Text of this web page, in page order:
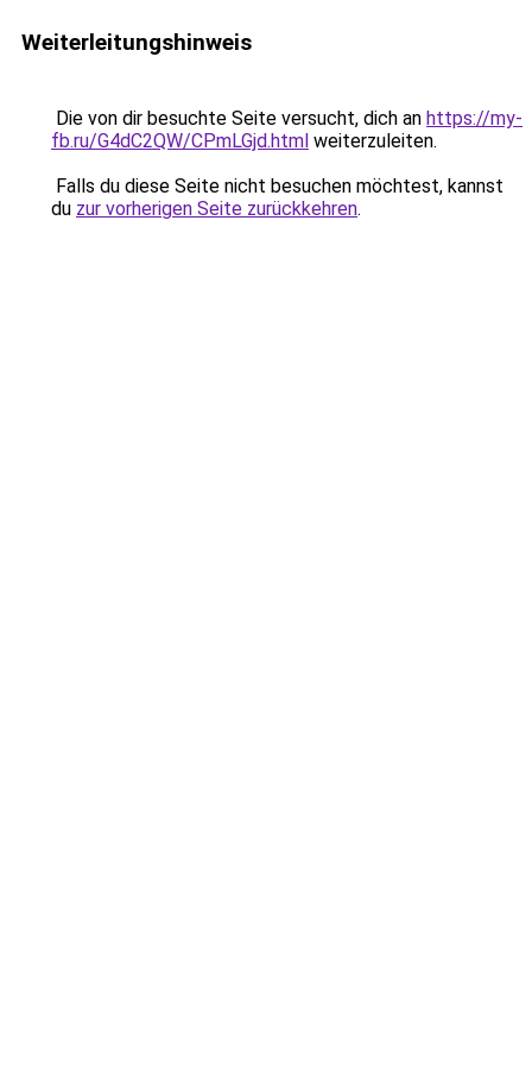
Weiterleitungshinweis
Die von dir besuchte Seite versucht, dich an https://my-
fb.ru/G4dC2QW/CPmLGjd.html weiterzuleiten.
Falls du diese Seite nicht besuchen möchtest, kannst
du zur vorherigen Seite zurückkehren.